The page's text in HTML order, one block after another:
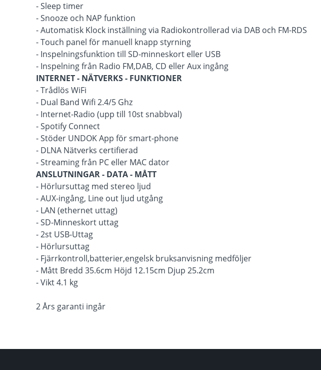
- Sleep timer
- Snooze och NAP funktion
- Automatisk Klock inställning via Radiokontrollerad via DAB och FM-RDS
- Touch panel för manuell knapp styrning
- Inspelningsfunktion till SD-minneskort eller USB
- Inspelning från Radio FM,DAB, CD eller Aux ingång
INTERNET - NÄTVERKS - FUNKTIONER
- Trådlös WiFi
- Dual Band Wifi 2.4/5 Ghz
- Internet-Radio (upp till 10st snabbval)
- Spotify Connect
- Stöder UNDOK App för smart-phone
- DLNA Nätverks certifierad
- Streaming från PC eller MAC dator
ANSLUTNINGAR - DATA - MÅTT
- Hörlursuttag med stereo ljud
- AUX-ingång, Line out ljud utgång
- LAN (ethernet uttag)
- SD-Minneskort uttag
- 2st USB-Uttag
- Hörlursuttag
- Fjärrkontroll,batterier,engelsk bruksanvisning medföljer
- Mått Bredd 35.6cm Höjd 12.15cm Djup 25.2cm
- Vikt 4.1 kg
2 Års garanti ingår